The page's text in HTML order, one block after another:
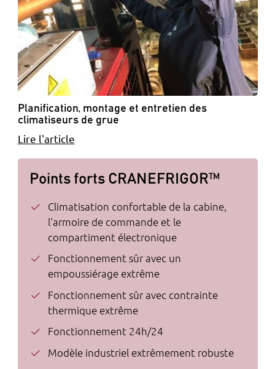
Planification, montage et entretien des
climatiseurs de grue
Lire l'article
Points forts CRANEFRIGOR™
Climatisation confortable de la cabine,
l'armoire de commande et le
compartiment électronique
Fonctionnement sûr avec un
empoussiérage extrême
Fonctionnement sûr avec contrainte
thermique extrême
Fonctionnement 24h/24
Modèle industriel extrêmement robuste